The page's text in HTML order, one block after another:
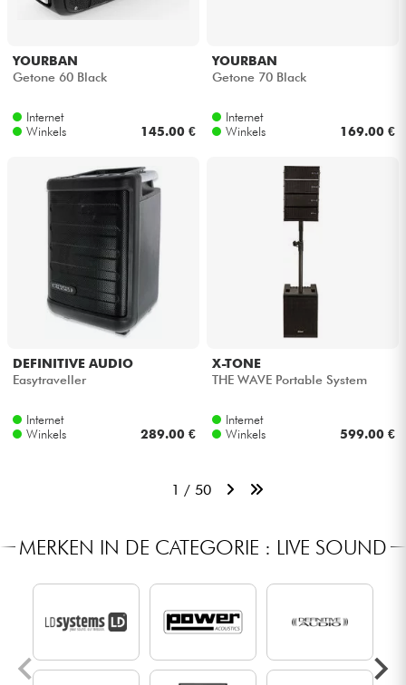
YOURBAN
Getone 60 Black
Internet
Winkels
145.00 €
YOURBAN
Getone 70 Black
Internet
Winkels
169.00 €
DEFINITIVE AUDIO
Easytraveller
Internet
Winkels
289.00 €
X-TONE
THE WAVE Portable System
Internet
Winkels
599.00 €
1 / 50
MERKEN IN DE CATEGORIE : LIVE SOUND